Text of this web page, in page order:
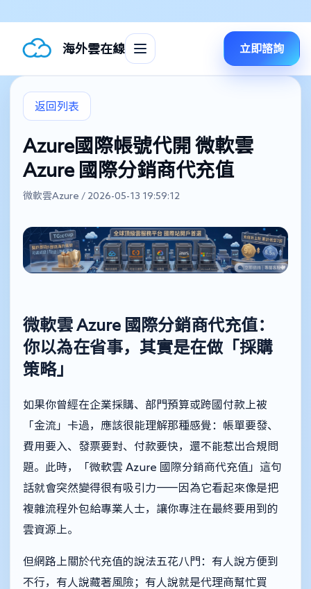
海外雲在線 立即諮詢
返回列表
Azure國際帳號代開 微軟雲
Azure 國際分銷商代充值
微軟雲Azure / 2026-05-13 19:59:12
微軟雲 Azure 國際分銷商代充值：
你以為在省事，其實是在做「採購
策略」
如果你曾經在企業採購、部門預算或跨國付款上被
「金流」卡過，應該很能理解那種感覺：帳單要發、
費用要入、發票要對、付款要快，還不能惹出合規問
題。此時，「微軟雲 Azure 國際分銷商代充值」這句
話就會突然變得很有吸引力——因為它看起來像是把
複雜流程外包給專業人士，讓你專注在最終要用到的
雲資源上。
但網路上關於代充值的說法五花八門：有人說方便到
不行，有人說藏著風險；有人說就是代理商幫忙買